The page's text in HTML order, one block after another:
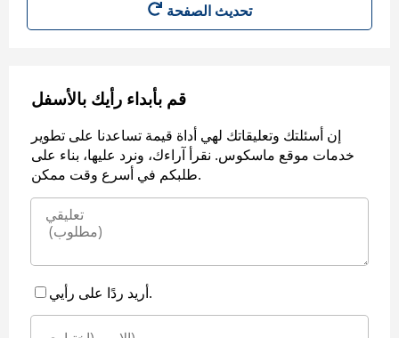
تحديث الصفحة
قم بأبداء رأيك بالأسفل
إن أسئلتك وتعليقاتك لهي أداة قيمة تساعدنا على تطوير
خدمات موقع ماسكوس. نقرأ آراءك، ونرد عليها، بناء على
طلبكم في أسرع وقت ممكن.
أريد ردًا على رأيي.